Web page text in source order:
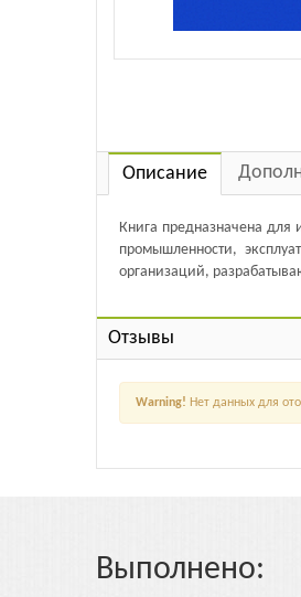
Описание
Книга предназначена для
промышленности,
организаций,
Отзывы
Warning! Нет данных для
Выполнено: